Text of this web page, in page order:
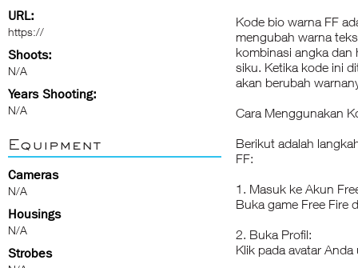
URL:
https://
Shoots:
N/A
Years Shooting:
N/A
Equipment
Cameras
N/A
Housings
N/A
Strobes
Kode bio warna FF
mengubah warna
kombinasi angka dan
siku. Ketika kode ini
akan berubah
Cara Menggunakan
Berikut adalah
FF:
1. Masuk ke Akun
Buka game Free Fire
2. Buka Profil:
Klik pada avatar